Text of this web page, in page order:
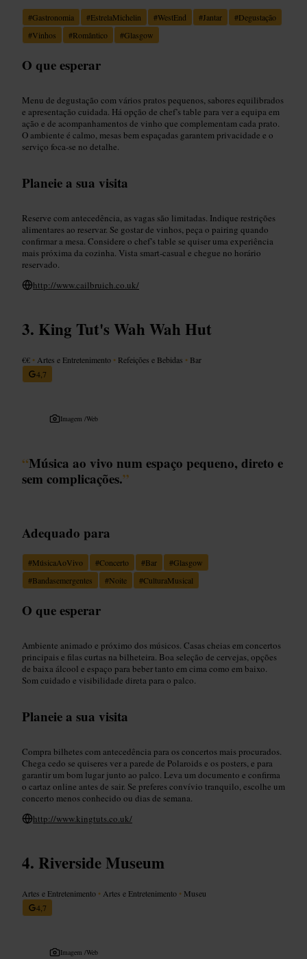
#Gastronomia #EstrelaMichelin #WestEnd #Jantar #Degustação
#Vinhos #Romântico #Glasgow
O que esperar
Menu de degustação com vários pratos pequenos, sabores equilibrados
e apresentação cuidada. Há opção de chef’s table para ver a equipa em
ação e de acompanhamentos de vinho que complementam cada prato.
O ambiente é calmo, mesas bem espaçadas garantem privacidade e o
serviço foca-se no detalhe.
Planeie a sua visita
Reserve com antecedência, as vagas são limitadas. Indique restrições
alimentares ao reservar. Se gostar de vinhos, peça o pairing quando
confirmar a mesa. Considere o chef’s table se quiser uma experiência
mais próxima da cozinha. Vista smart-casual e chegue no horário
reservado.
http://www.cailbruich.co.uk/
King Tut's Wah Wah Hut
€€ • Artes e Entretenimento • Refeições e Bebidas • Bar
4,7
Imagem /Web
“Música ao vivo num espaço pequeno, direto e
sem complicações.”
Adequado para
#MúsicaAoVivo #Concerto #Bar #Glasgow
#Bandasemergentes #Noite #CulturaMusical
O que esperar
Ambiente animado e próximo dos músicos. Casas cheias em concertos
principais e filas curtas na bilheteira. Boa seleção de cervejas, opções
de baixa álcool e espaço para beber tanto em cima como em baixo.
Som cuidado e visibilidade direta para o palco.
Planeie a sua visita
Compra bilhetes com antecedência para os concertos mais procurados.
Chega cedo se quiseres ver a parede de Polaroids e os posters, e para
garantir um bom lugar junto ao palco. Leva um documento e confirma
o cartaz online antes de sair. Se preferes convívio tranquilo, escolhe um
concerto menos conhecido ou dias de semana.
http://www.kingtuts.co.uk/
Riverside Museum
Artes e Entretenimento • Artes e Entretenimento • Museu
4,7
Imagem /Web